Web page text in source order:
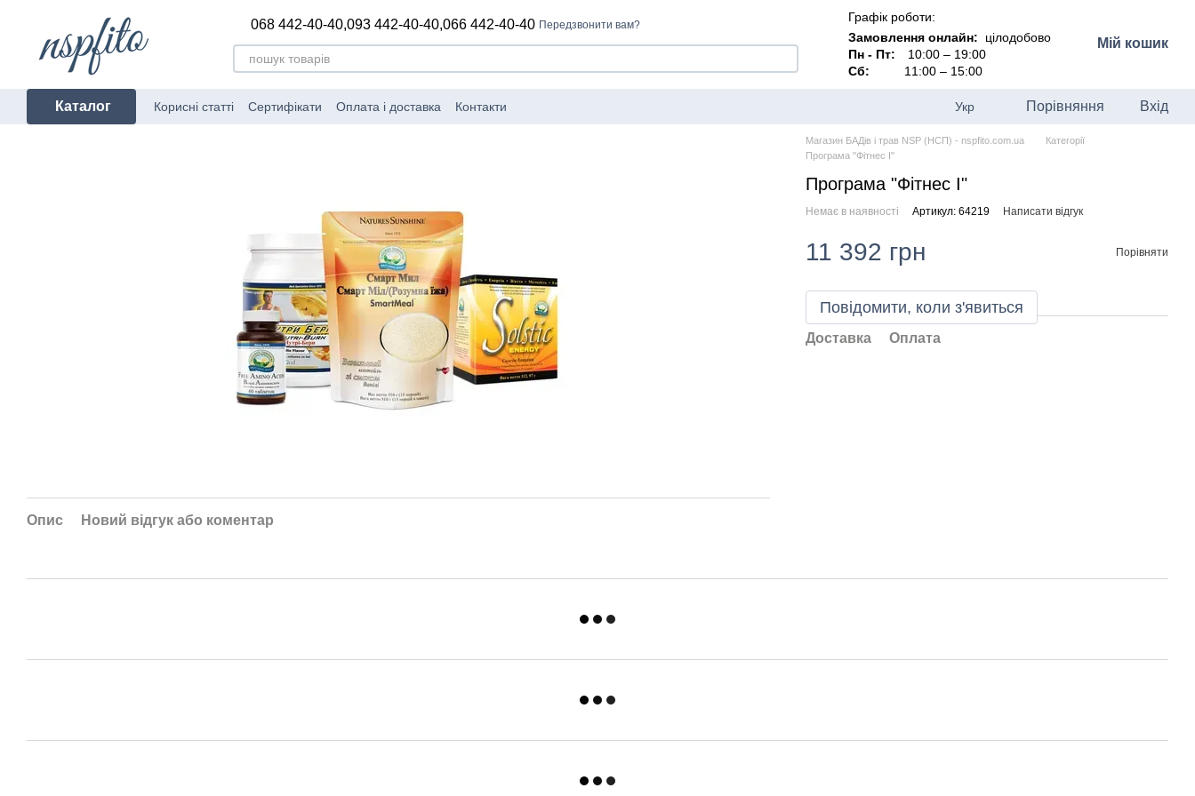
068 442-40-40,093 442-40-40,066 442-40-40 Передзвонити вам?
Графік роботи:
Замовлення онлайн: цілодобово
Пн - Пт:
10:00 – 19:00
Сб:
11:00 – 15:00
Мій кошик
Каталог Корисні статті Сертифікати Оплата і доставка Контакти Укр Порівняння Вхід
Опис Новий відгук або коментар
Магазин БАДів і трав NSP (НСП) - nspfito.com.ua
Категорії
Програма "Фітнес I"
Програма "Фітнес I"
Немає в наявності Артикул: 64219 Написати відгук
11 392 грн Порівняти
Повідомити, коли з'явиться
Доставка Оплата